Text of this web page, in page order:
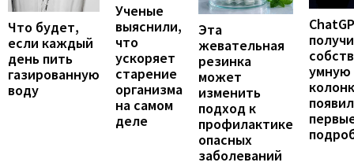
Что будет,
если каждый
день пить
газированную
воду
Ученые
выяснили,
что
ускоряет
старение
организма
на самом
деле
Эта
жевательная
резинка
может
изменить
подход к
профилактике
опасных
заболеваний
умную